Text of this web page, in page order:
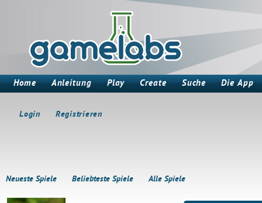
Home Anleitung Play Create Suche Die App
Login Registrieren
Neueste Spiele Beliebteste Spiele Alle Spiele